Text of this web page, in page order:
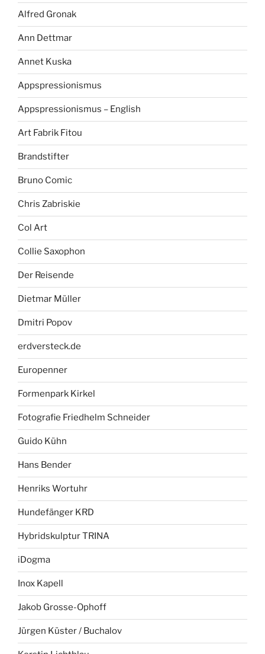
Alfred Gronak
Ann Dettmar
Annet Kuska
Appspressionismus
Appspressionismus – English
Art Fabrik Fitou
Brandstifter
Bruno Comic
Chris Zabriskie
Col Art
Collie Saxophon
Der Reisende
Dietmar Müller
Dmitri Popov
erdversteck.de
Europenner
Formenpark Kirkel
Fotografie Friedhelm Schneider
Guido Kühn
Hans Bender
Henriks Wortuhr
Hundefänger KRD
Hybridskulptur TRINA
iDogma
Inox Kapell
Jakob Grosse-Ophoff
Jürgen Küster / Buchalov